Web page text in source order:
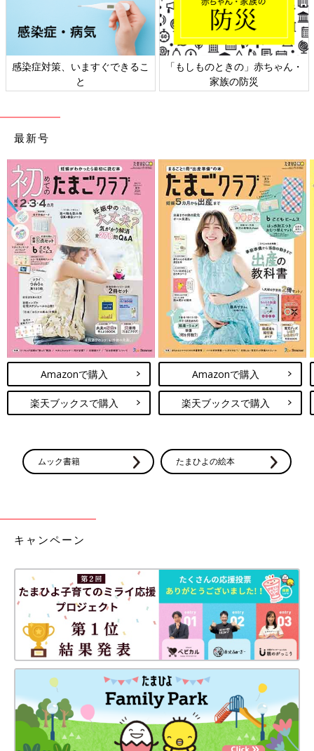
2024年1月、瑛子さんは第4子の男の子・直隆くんを出産しまし
た。
「予定より2カ月早い妊娠30週のとき、夜中に突然のおなかの張
りと痛みから緊急
となりました。直隆は1678gで生まれ
当時6歳の紗和子さん、3歳で医療的ケアが必要な陽和子さんを育
てながら、瑛子さん夫婦がもう1人子どもを持ちたいと考えたの
には、理由がありました。
「どうしてもう1人産もうと思ったか･･･それは紗和子の理解者が
必要だと思ったからです。紗和子が成長していく過程できっと、
陽和子の存在のために寂しい思いをしたり、私たち親に対して不
満を持つときがくるはずです。そんなとき『うちの親ったらさ
あ〜』なんてぐちを言える相手を作ってあげたい、と。きょうだ
い児の理解者は、同じ立場のきょうだいだと思ったからです。
『医療的ケア児の姉の介護をさせるために弟を作ったのか』とい
うようなことを言われたこともあります。もちろん、そんなつも
りはまったくありません。子どもたちにはそれぞれの人生を自由
に生きてほしいと思っています」（瑛子さん）
オンライン取材の日、パソコンモニターの向こうで、瑛子さんに
「長女の紗和子は弟にたっぷり愛情を注いでくれています。抱っ
感染症対策、いますぐできるこ
と
「もしものときの」赤ちゃん・
家族の防災
最新号
Amazonで購入
楽天ブックスで購入
Amazonで購入
楽天ブックスで購入
ムック書籍 たまひよの絵本
キャンペーン